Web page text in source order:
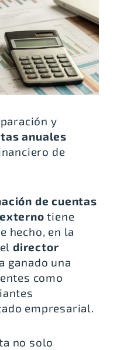
y
anuales
de
de cuentas
externo tiene
hecho, en la
director
ganado una
como
empresarial.
no solo